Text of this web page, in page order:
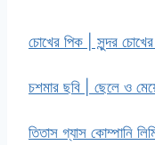
চোখের পিক | সুন্দর
চশমার ছবি | ছেলে ও
তিতাস গ্যাস কোম্পানি